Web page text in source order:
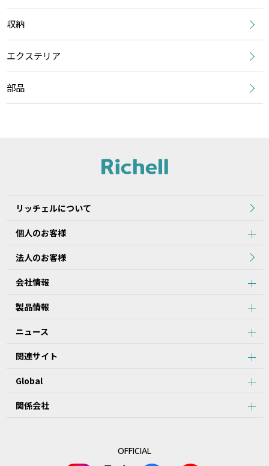
収納
エクステリア
部品
リッチェルについて
個人のお客様
法人のお客様
会社情報
製品情報
ニュース
関連サイト
Global
関係会社
OFFICIAL